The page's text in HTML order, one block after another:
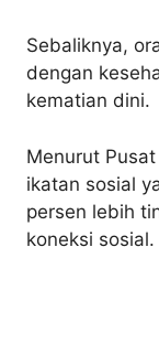
Sebaliknya,
dengan
kematian dini.
Menurut
ikatan sosial
persen lebih
koneksi sosial.